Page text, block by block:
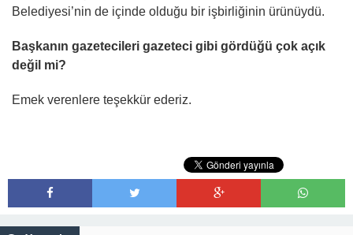
Belediyesi’nin de içinde olduğu bir işbirliğinin ürünüydü.
Başkanın gazetecileri gazeteci gibi gördüğü çok açık
değil mi?
Emek verenlere teşekkür ederiz.